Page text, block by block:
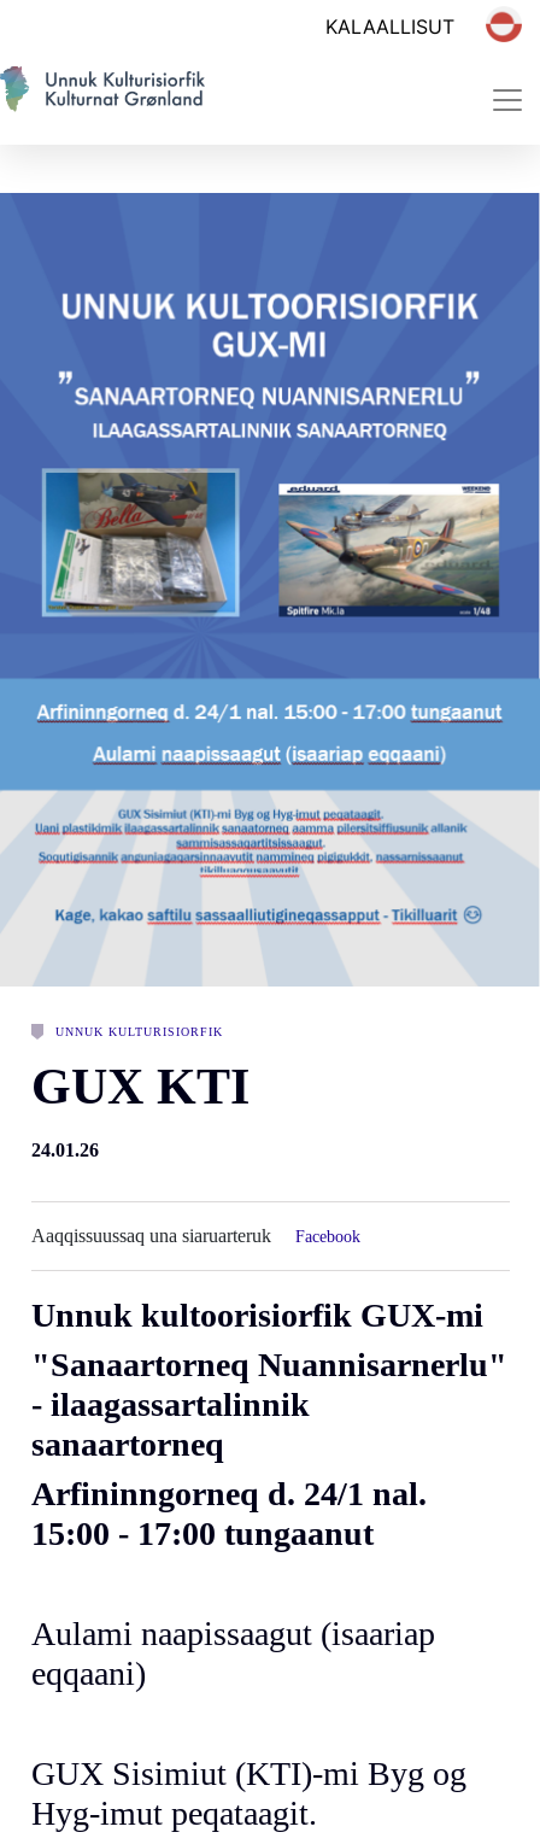
UNNUK KULTURISIORFIK
GUX KTI
24.01.26
Aaqqissuussaq una siaruarteruk Facebook
Unnuk kultoorisiorfik GUX-mi
"Sanaartorneq Nuannisarnerlu"
- ilaagassartalinnik
sanaartorneq
Arfininngorneq d. 24/1 nal.
15:00 - 17:00 tungaanut
Aulami naapissaagut (isaariap
eqqaani)
GUX Sisimiut (KTI)-mi Byg og
Hyg-imut peqataagit.